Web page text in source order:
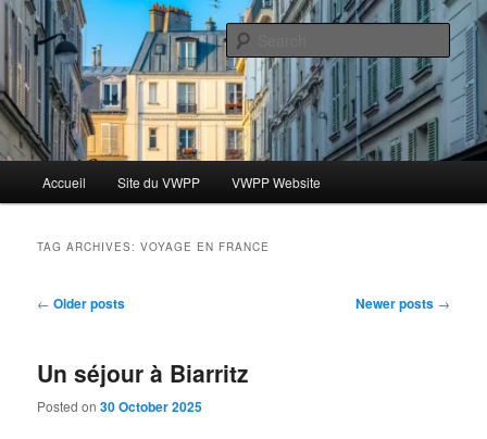
Skip
primary
content
Skip
secondary
contentBlog VWPP
Le blog des étudiants du Vassar-Wesleyan Programme à Paris
Accueil Site du VWPP VWPP Website
TAG ARCHIVES:VOYAGE EN FRANCE
Post
← Older posts Newer posts →
Un séjour à Biarritz
Posted on30 October 2025